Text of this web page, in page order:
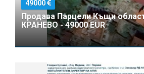
49000
Продава Парцели Къщи
КРАНЕВО - 49000 EUR